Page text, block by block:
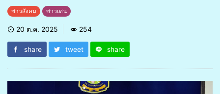
ข่าวสังคม ข่าวเด่น
20 ต.ค. 2025 254
share tweet share